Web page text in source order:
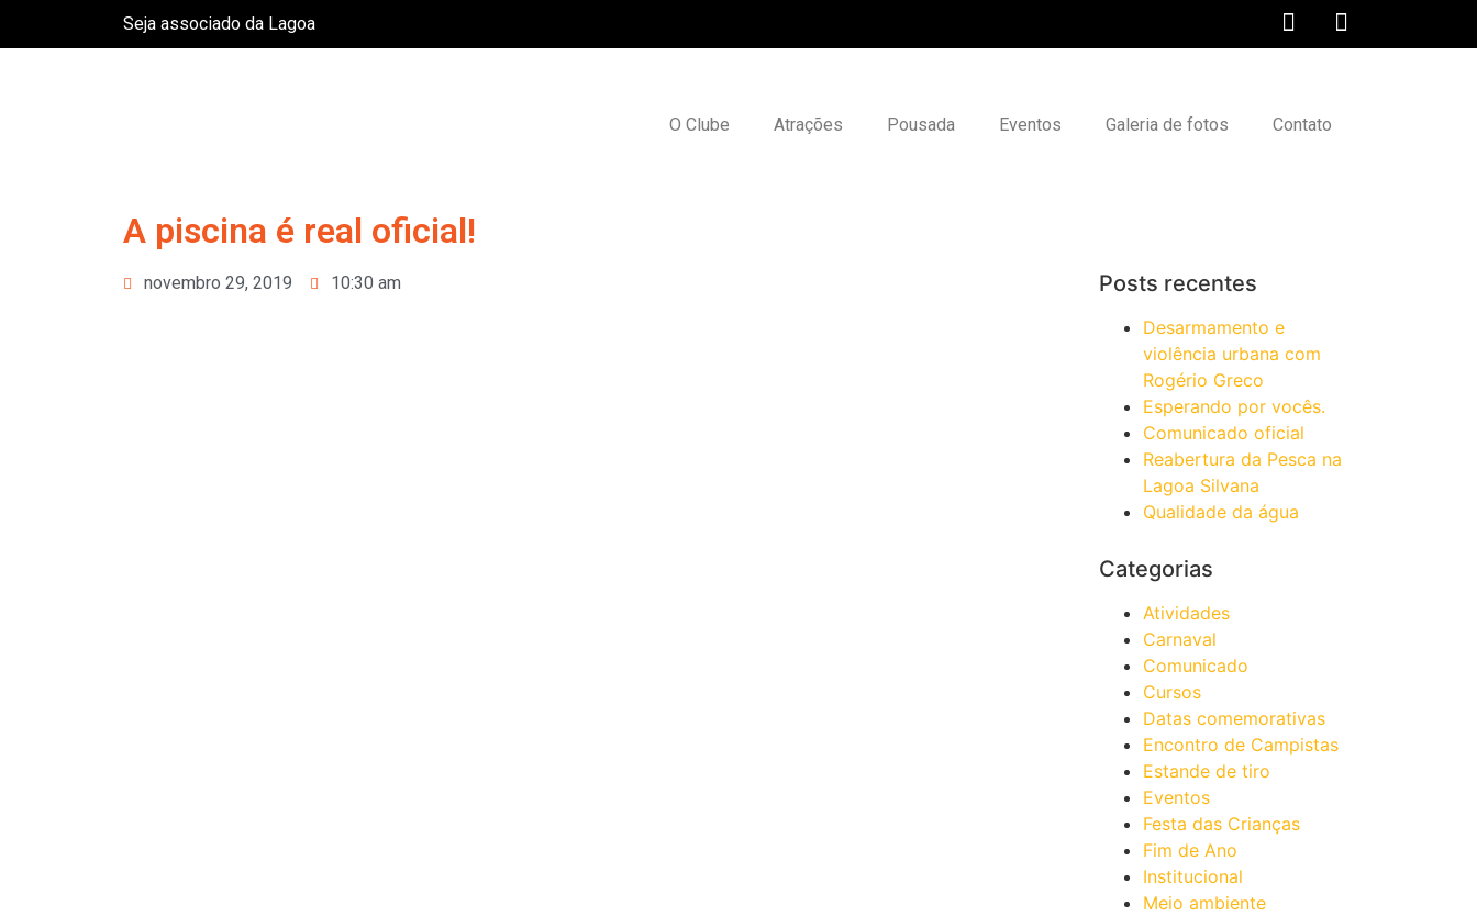
Seja associado da Lagoa
O Clube Atrações Pousada Eventos Galeria de fotos Contato
A piscina é real oficial!
novembro 29, 2019 10:30 am Posts recentes
Desarmamento e
violência urbana com
Rogério Greco
Esperando por vocês.
Comunicado oficial
Reabertura da Pesca na
Lagoa Silvana
Qualidade da água
Categorias
Atividades
Carnaval
Comunicado
Cursos
Datas comemorativas
Encontro de Campistas
Estande de tiro
Eventos
Festa das Crianças
Fim de Ano
Institucional
Meio ambiente